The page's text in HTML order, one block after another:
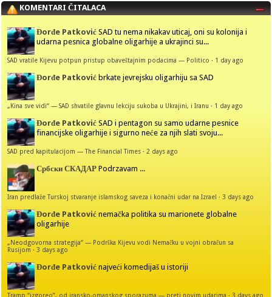
KOMENTARI ČITALACA
Đorđe Patković SAD tu nema nikakav uticaj, oni su kolonija i
udarna pesnica globalne oligarhije a ukrajinci su...
SAD vratile Kijevu potpun pristup obaveštajnim podacima — Politico · 1 day ago
Đorđe Patković brkate jevrejsku oligarhiju sa SAD
„Kina sve vidi“ — SAD shvatile glavnu lekciju sukoba u Ukrajini, i Iranu · 1 day ago
Đorđe Patković SAD i pentagon su samo udarne pesnice
financijske oligarhije i sigurno neće za njih slati svoju...
SAD pred kapitulacijom — The Financial Times ·2 days ago
Србски СКАДАР Podrzavam ...
Iran predlaže Turskoj stvaranje islamskog saveza i konačni udar na Izrael ·3 days ago
Đorđe Patković nemačka politika su marionete globalne
oligarhije
„Neodgovorna strategija“ — Podrška Kijevu vodi Nemačku u vojni obračun sa
Rusijom ·3 days ago
Đorđe Patković najveći komedijaš u istoriji
Tramp “izgoreo”, od iransko-omanskog sporazuma — preti novim udarima ·3 days ago